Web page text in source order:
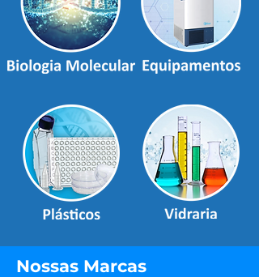
Nossas Marcas